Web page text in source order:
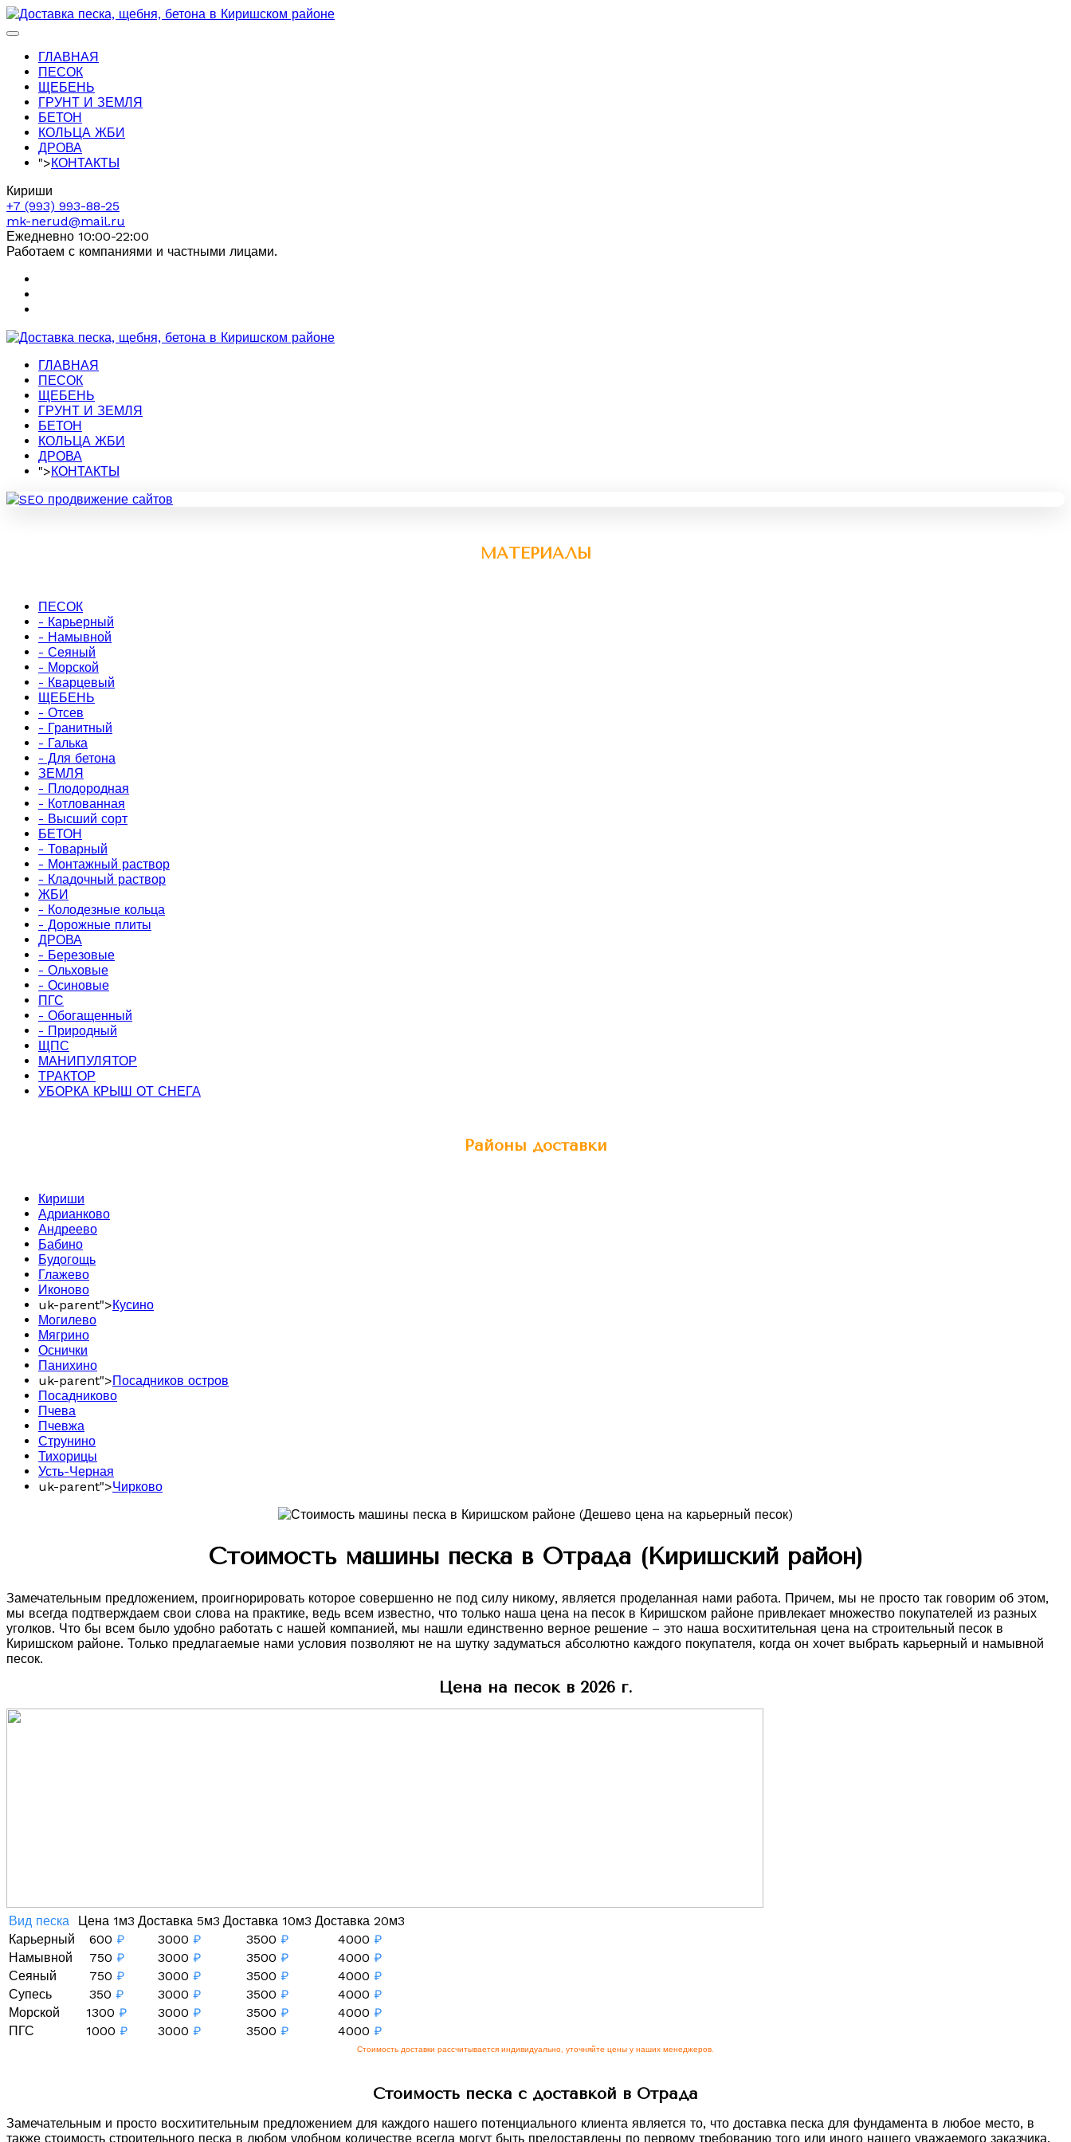
ГЛАВНАЯ
ПЕСОК
ЩЕБЕНЬ
ГРУНТ И ЗЕМЛЯ
БЕТОН
КОЛЬЦА ЖБИ
ДРОВА
">КОНТАКТЫ
Кириши
+7 (993) 993-88-25
mk-nerud@mail.ru
Ежедневно 10:00-22:00
Работаем с компаниями и частными лицами.
ГЛАВНАЯ
ПЕСОК
ЩЕБЕНЬ
ГРУНТ И ЗЕМЛЯ
БЕТОН
КОЛЬЦА ЖБИ
ДРОВА
">КОНТАКТЫ
МАТЕРИАЛЫ
ПЕСОК
- Карьерный
- Намывной
- Сеяный
- Морской
- Кварцевый
ЩЕБЕНЬ
- Отсев
- Гранитный
- Галька
- Для бетона
ЗЕМЛЯ
- Плодородная
- Котлованная
- Высший сорт
БЕТОН
- Товарный
- Монтажный раствор
- Кладочный раствор
ЖБИ
- Колодезные кольца
- Дорожные плиты
ДРОВА
- Березовые
- Ольховые
- Осиновые
ПГС
- Обогащенный
- Природный
ЩПС
МАНИПУЛЯТОР
ТРАКТОР
УБОРКА КРЫШ ОТ СНЕГА
Районы доставки
Кириши
Адрианково
Андреево
Бабино
Будогощь
Глажево
Иконово
uk-parent">Кусино
Могилево
Мягрино
Оснички
Панихино
uk-parent">Посадников остров
Посадниково
Пчева
Пчевжа
Струнино
Тихорицы
Усть-Черная
uk-parent">Чирково
Стоимость машины песка в Отрада (Киришский район)
Замечательным предложением, проигнорировать которое совершенно не под силу никому, является проделанная нами работа. Причем, мы не просто так говорим об этом,
мы всегда подтверждаем свои слова на практике, ведь всем известно, что только наша цена на песок в Киришском районе привлекает множество покупателей из разных
уголков. Что бы всем было удобно работать с нашей компанией, мы нашли единственно верное решение – это наша восхитительная цена на строительный песок в
Киришском районе. Только предлагаемые нами условия позволяют не на шутку задуматься абсолютно каждого покупателя, когда он хочет выбрать карьерный и намывной
песок.
Цена на песок в 2026 г.
Вид песка Цена 1м3 Доставка 5м3 Доставка 10м3 Доставка 20м3
Карьерный
600 ₽ 3000 ₽ 3500 ₽ 4000 ₽
Намывной
750 ₽ 3000 ₽ 3500 ₽ 4000 ₽
Сеяный
750 ₽ 3000 ₽ 3500 ₽ 4000 ₽
Супесь
350 ₽ 3000 ₽ 3500 ₽ 4000 ₽
Морской
1300 ₽ 3000 ₽ 3500 ₽ 4000 ₽
ПГС
1000 ₽ 3000 ₽ 3500 ₽ 4000 ₽
Стоимость доставки рассчитывается индивидуально, уточняйте цены у наших менеджеров.
Стоимость песка с доставкой в Отрада
Замечательным и просто восхитительным предложением для каждого нашего потенциального клиента является то, что доставка песка для фундамента в любое место, в
также стоимость строительного песка в любом удобном количестве всегда могут быть предоставлены по первому требованию того или иного нашего уважаемого заказчика.